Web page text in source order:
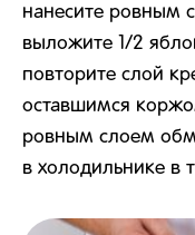
нанесите ровным
выложите 1/2
повторите слой
оставшимся
ровным слоем
в холодильнике в